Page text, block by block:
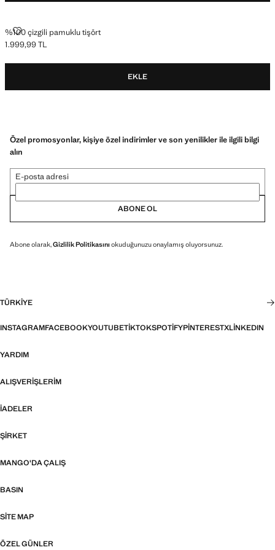
%100 çizgili pamuklu tişört
%100 ÇIZGILI PAMUKLU TIŞÖRT
Güncel fiyat [1.999,99 TL ]
1.999,99 TL
EKLE
Özel promosyonlar, kişiye özel indirimler ve son yenilikler ile ilgili bilgi
alın
E-posta adresi
ABONE OL
Abone olarak,Gizlilik Politikasını okuduğunuzu onaylamış oluyorsunuz.
TÜRKIYE
INSTAGRAMFACEBOOKYOUTUBETIKTOKSPOTIFYPINTERESTXLINKEDIN
YARDIM
ALIŞVERIŞLERIM
İADELER
ŞIRKET
MANGO'DA ÇALIŞ
BASIN
SITE MAP
ÖZEL GÜNLER